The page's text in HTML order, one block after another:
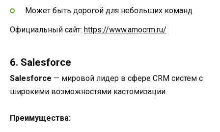
Может быть дорогой для небольших команд
Официальный сайт: https://www.amocrm.ru/
6. Salesforce
Salesforce — мировой лидер в сфере CRM систем с
широкими возможностями кастомизации.
Преимущества: